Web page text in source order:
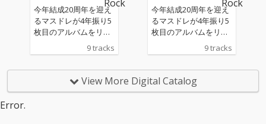
今年結成20周年を迎え
るマスドレが4年振り5
枚目のアルバムをリリ
を迎えるMASS OF THE
4年振り、5枚目となる
アルバムをリリース。
9 tracks
今年結成20周年を迎え
るマスドレが4年振り5
枚目のアルバムをリリ
を迎えるMASS OF THE
4年振り、5枚目となる
アルバムをリリース。
9 tracks
View More Digital Catalog
Error.